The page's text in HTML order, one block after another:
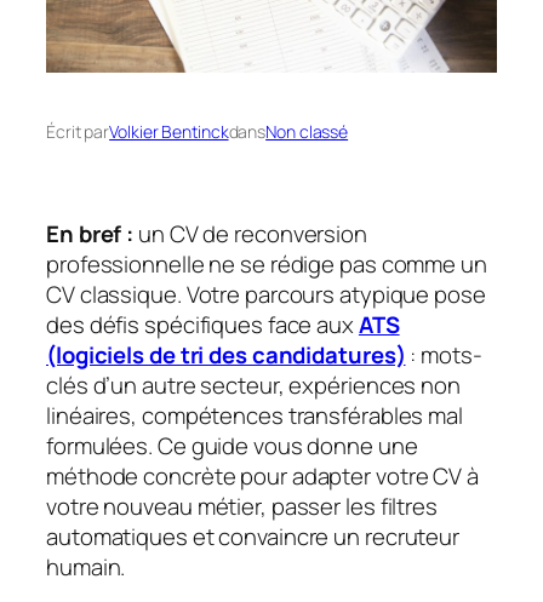
Écrit parVolkier BentinckdansNon classé
En bref : un CV de reconversion
professionnelle ne se rédige pas comme un
CV classique. Votre parcours atypique pose
des défis spécifiques face auxATS
(logiciels de tri des candidatures) : mots-
clés d’un autre secteur, expériences non
linéaires, compétences transférables mal
formulées. Ce guide vous donne une
méthode concrète pour adapter votre CV à
votre nouveau métier, passer les filtres
automatiques et convaincre un recruteur
humain.